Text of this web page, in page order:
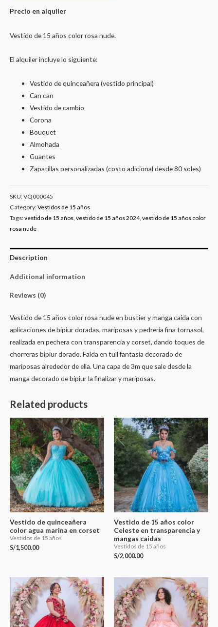
color
nude
manga
Precio en alquiler
Vestido de 15 años color rosa nude.
El alquiler incluye lo siguiente:
Vestido de quinceañera (vestido principal)
Can can
Vestido de cambio
Corona
Bouquet
Almohada
Guantes
Zapatillas personalizadas (costo adicional desde 80 soles)
SKU:VQ000045
Category:Vestidos de 15 años
Tags:vestido de 15 años vestido de 15 años 2024, vestido de 15 años color
rosa nude
Description
Additional information
Reviews (0)
Vestido de 15 años color rosa nude en bustier y manga caída con
aplicaciones de bipiur doradas, mariposas y pedreria fina tornasol,
realizada en pechera con transparencia y corset, dando toques de
chorreras bipiur dorado. Falda en tull fantasía decorado de
mariposas alrededor de ella. Una capa de 3m que sale desde la
manga decorado de bipiur la finalizar y mariposas.
Related products
Vestido de quinceañera
color agua marina en corset
Vestidos de 15 años
S/1,500.00
Vestido de 15 años color
Celeste en transparencia y
mangas caidas
Vestidos de 15 años
S/2,000.00